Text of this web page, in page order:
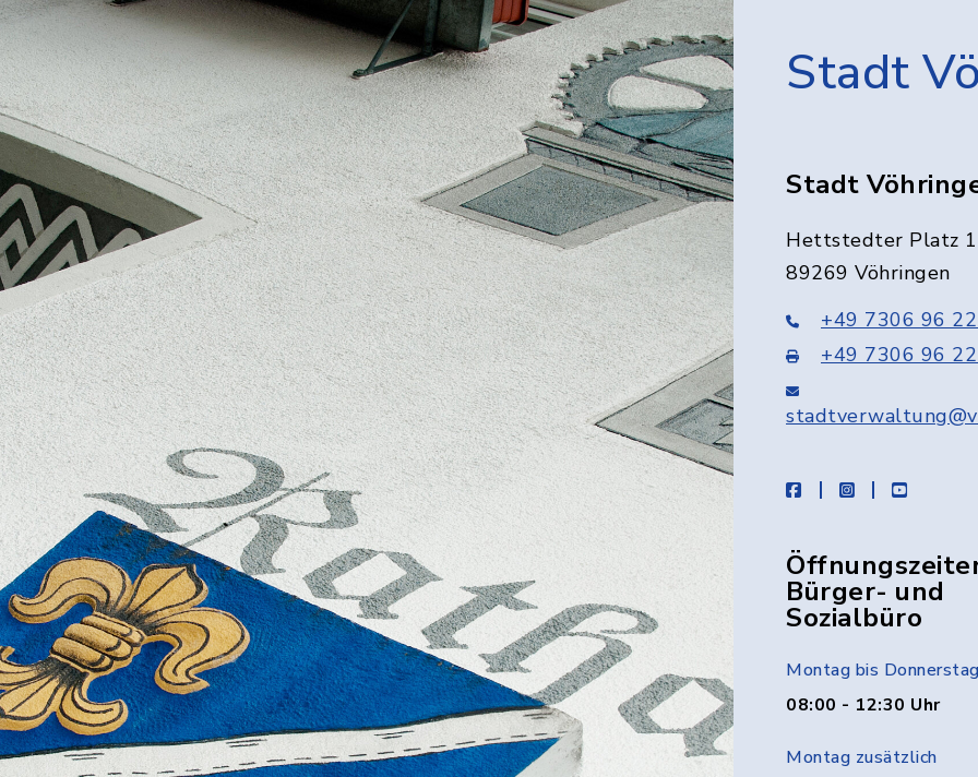
Stadt
Stadt
Hettstedter Platz 1
89269 Vöhringen
+49 7306 96
+49 7306 96
facebookinstagramyoutube
Bürger- und
Sozialbüro
Montag bis
08:00 - 12:30 Uhr
Montag zusätzlich